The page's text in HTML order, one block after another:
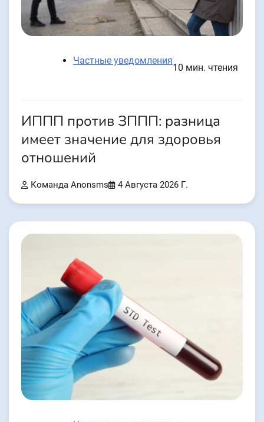
Частные уведомления
10 мин. чтения
ИППП против ЗППП: разница
имеет значение для здоровья
отношений
Команда Anonsms 4 Августа 2026 Г.